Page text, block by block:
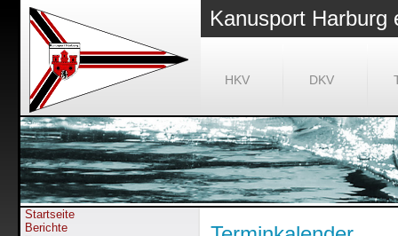
Kanusport Harburg
HKV DKV
Startseite
Berichte